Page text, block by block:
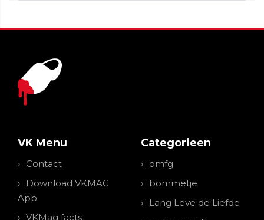
VK Menu
Contact
Download VKMAG
App
VKMag facts
Categorieen
omfg
bommetje
Lang Leve de Liefde